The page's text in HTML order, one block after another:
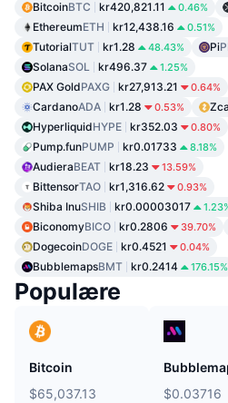
BitcoinBTC kr420,821.11 0.46%
EthereumETH kr12,438.16 0.51%
TutorialTUT kr1.28 48.43% Pi
SolanaSOL kr496.37 1.25%
PAX GoldPAXG kr27,913.21 0.64%
CardanoADA kr1.28 0.53%
HyperliquidHYPE kr352.03 0.80%
Pump.funPUMP kr0.01733 8.18%
AudieraBEAT kr18.23 13.59%
BittensorTAO kr1,316.62 0.93%
Shiba InuSHIB kr0.00003017
BiconomyBICO kr0.2806 39.70%
DogecoinDOGE kr0.4521 0.04%
BubblemapsBMT kr0.2414 176.15%
Populære
Bitcoin
$65,037.13
$0.03716